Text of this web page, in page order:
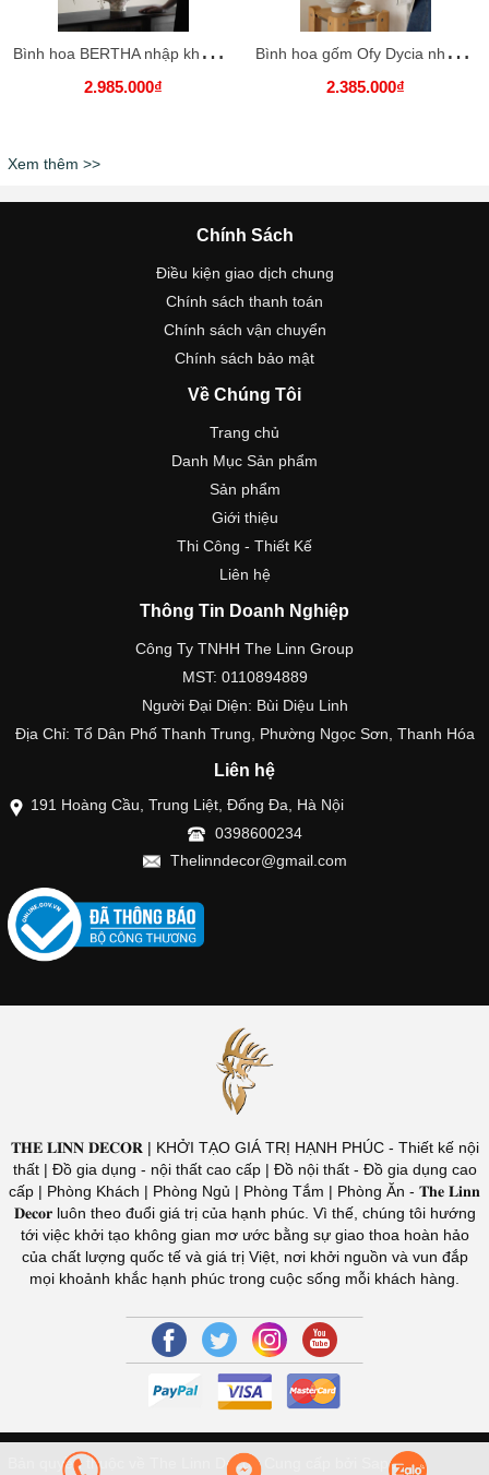
B
ình hoa BERTHA nhập khẩu cao cấp / BERTHA Vase
2.985.000₫
B
ình hoa gốm Ofy Dycia nhập khẩu cao cấp / Ofy Dycia Vase
2.385.000₫
Xem thêm >>
Chính Sách
Điều kiện giao dịch chung
Chính sách thanh toán
Chính sách vận chuyển
Chính sách bảo mật
Về Chúng Tôi
Trang chủ
Danh Mục Sản phẩm
Sản phẩm
Giới thiệu
Thi Công - Thiết Kế
Liên hệ
Thông Tin Doanh Nghiệp
Công Ty TNHH The Linn Group
MST: 0110894889
Người Đại Diện: Bùi Diệu Linh
Địa Chỉ: Tổ Dân Phố Thanh Trung, Phường Ngọc Sơn, Thanh Hóa
Liên hệ
191 Hoàng Cầu, Trung Liệt, Đống Đa, Hà Nội
0398600234
Thelinndecor@gmail.com
𝐓𝐇𝐄 𝐋𝐈𝐍𝐍 𝐃𝐄𝐂𝐎𝐑 | KHỞI TẠO GIÁ TRỊ HẠNH PHÚC - Thiết kế nội
thất | Đồ gia dụng - nội thất cao cấp | Đồ nội thất - Đồ gia dụng cao
cấp | Phòng Khách | Phòng Ngủ | Phòng Tắm | Phòng Ăn - 𝐓𝐡𝐞 𝐋𝐢𝐧𝐧
𝐃𝐞𝐜𝐨𝐫 luôn theo đuổi giá trị của hạnh phúc. Vì thế, chúng tôi hướng
tới việc khởi tạo không gian mơ ước bằng sự giao thoa hoàn hảo
của chất lượng quốc tế và giá trị Việt, nơi khởi nguồn và vun đắp
mọi khoảnh khắc hạnh phúc trong cuộc sống mỗi khách hàng.
Bản quyền thuộc về The Linn Decor. Cung cấp bởi Sapo